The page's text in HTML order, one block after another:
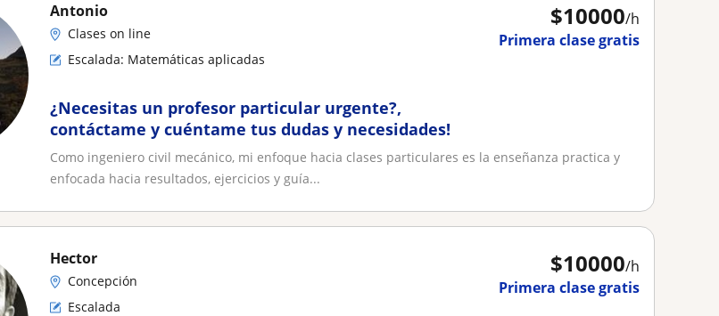
$10000/h
Primera clase gratis
Antonio
Clases on line
Escalada: Matemáticas aplicadas
¿Necesitas un profesor particular urgente?,
contáctame y cuéntame tus dudas y necesidades!
Como ingeniero civil mecánico, mi enfoque hacia clases particulares es la enseñanza practica y
enfocada hacia resultados, ejercicios y guía...
$10000/h
Primera clase gratis
Hector
Concepción
Escalada